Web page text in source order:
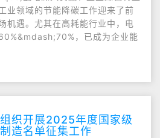
业领域的节能降碳工作迎来了前
机遇。尤其在高耗能行业中，电
，已成为企业能
织开展2025年度国家级
造名单征集工作